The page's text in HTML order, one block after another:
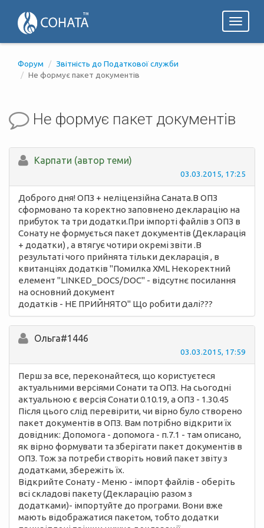
Toggle
Форум
Звітність до Податкової служби
Не формує пакет документів
Не формує пакет документів
Карпати (автор теми)
03.03.2015, 17:25
Доброго дня! ОПЗ + неліцензійна Саната.В ОПЗ
сформовано та коректно заповнено декларацію на
прибуток та три додатки.При імпорті файлів з ОПЗ в
Сонату не формується пакет документів (Декларація
+ додатки) , а втягує чотири окремі звіти .В
результаті чого прийнята тільки декларація , в
квитанціях додатків "Помилка XML Некоректний
елемент "LINKED_DOCS/DOC" - відсутнє посилання
на основний документ
додатків - НЕ ПРИЙНЯТО" Що робити далі???
Ольга#1446
03.03.2015, 17:59
Перш за все, переконайтеся, що користуєтеся
актуальними версіями Сонати та ОПЗ. На сьогодні
актуальною є версія Сонати 0.10.19, а ОПЗ - 1.30.45
Після цього слід перевірити, чи вірно було створено
пакет документів в ОПЗ. Вам потрібно відкрити їх
довідник: Допомога - допомога - п.7.1 - там описано,
як вірно формувати та зберігати пакет документів в
ОПЗ. Тож за потреби створіть новий пакет звіту з
додатками, збережіть їх.
Відкрийте Сонату - Меню - імпорт файлів - оберіть
всі складові пакету (Декларацію разом з
додатками)- імпортуйте до програми. Вони вже
мають відображатися пакетом, тобто додатки